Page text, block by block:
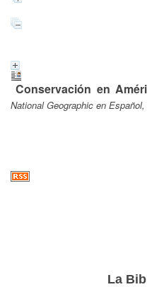
Conservación en
National Geographic en
La